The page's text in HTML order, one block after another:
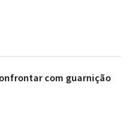
com guarnição